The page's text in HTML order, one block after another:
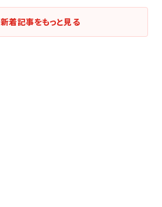
新着記事をもっと見る